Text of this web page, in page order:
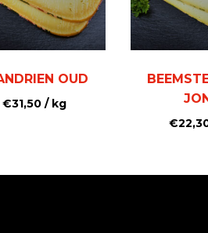
OUD
€31,50/ kg
€